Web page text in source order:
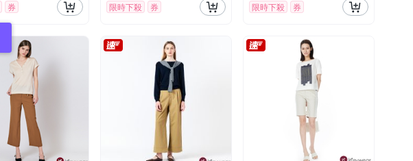
券 限時下殺 券 限時下殺 券